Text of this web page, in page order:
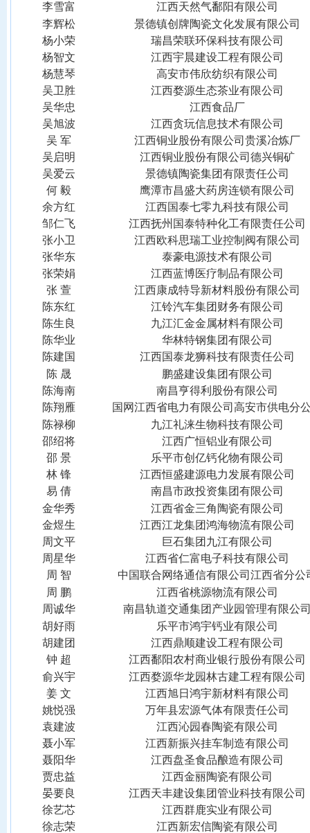
李雪富
江西天然气鄱阳有限公司
李辉松
景德镇创牌陶瓷文化发展有限公司
杨小荣
瑞昌荣联环保科技有限公司
杨智文
江西宇晨建设工程有限公司
杨慧琴
高安市伟欣纺织有限公司
吴卫胜
江西婺源生态茶业有限公司
吴华忠
江西食品厂
吴旭波
江西贪玩信息技术有限公司
吴 军
江西铜业股份有限公司贵溪冶炼厂
吴启明
江西铜业股份有限公司德兴铜矿
吴爱云
景德镇陶瓷集团有限责任公司
何 毅
鹰潭市昌盛大药房连锁有限公司
余方红
江西国泰七零九科技有限公司
邹仁飞
江西抚州国泰特种化工有限责任公司
张小卫
江西欧科思瑞工业控制阀有限公司
张华东
泰豪电源技术有限公司
张荣娟
江西蓝博医疗制品有限公司
张 萱
江西康成特导新材料股份有限公司
陈东红
江铃汽车集团财务有限公司
陈生良
九江汇金金属材料有限公司
陈华业
华林特钢集团有限公司
陈建国
江西国泰龙狮科技有限责任公司
陈 晟
鹏盛建设集团有限公司
陈海南
南昌亨得利股份有限公司
陈翔雁
国网江西省电力有限公司高安市供电分
陈禄柳
九江礼涞生物科技有限公司
邵绍将
江西广恒铝业有限公司
邵 景
乐平市创亿钙化物有限公司
林 锋
江西恒盛建源电力发展有限公司
易 倩
南昌市政投资集团有限公司
金华秀
江西省金三角陶瓷有限公司
金煜生
江西江龙集团鸿海物流有限公司
周文平
巨石集团九江有限公司
周星华
江西省仁富电子科技有限公司
周 智
中国联合网络通信有限公司江西省分公
周 鹏
江西省桃源物流有限公司
周诚华
南昌轨道交通集团产业园管理有限公
胡好雨
乐平市鸿宇钙业有限公司
胡建团
江西鼎顺建设工程有限公司
钟 超
江西鄱阳农村商业银行股份有限公司
俞兴宇
江西婺源华龙园林古建工程有限公司
姜 文
江西旭日鸿宇新材料有限公司
姚悦强
万年县宏源气体有限责任公司
袁建波
江西沁园春陶瓷有限公司
聂小军
江西新振兴挂车制造有限公司
聂阳华
江西盘圣食品酿造有限公司
贾忠益
江西金丽陶瓷有限公司
晏要良
江西天丰建设集团管业科技有限公司
徐艺芯
江西群鹿实业有限公司
徐志荣
江西新宏信陶瓷有限公司